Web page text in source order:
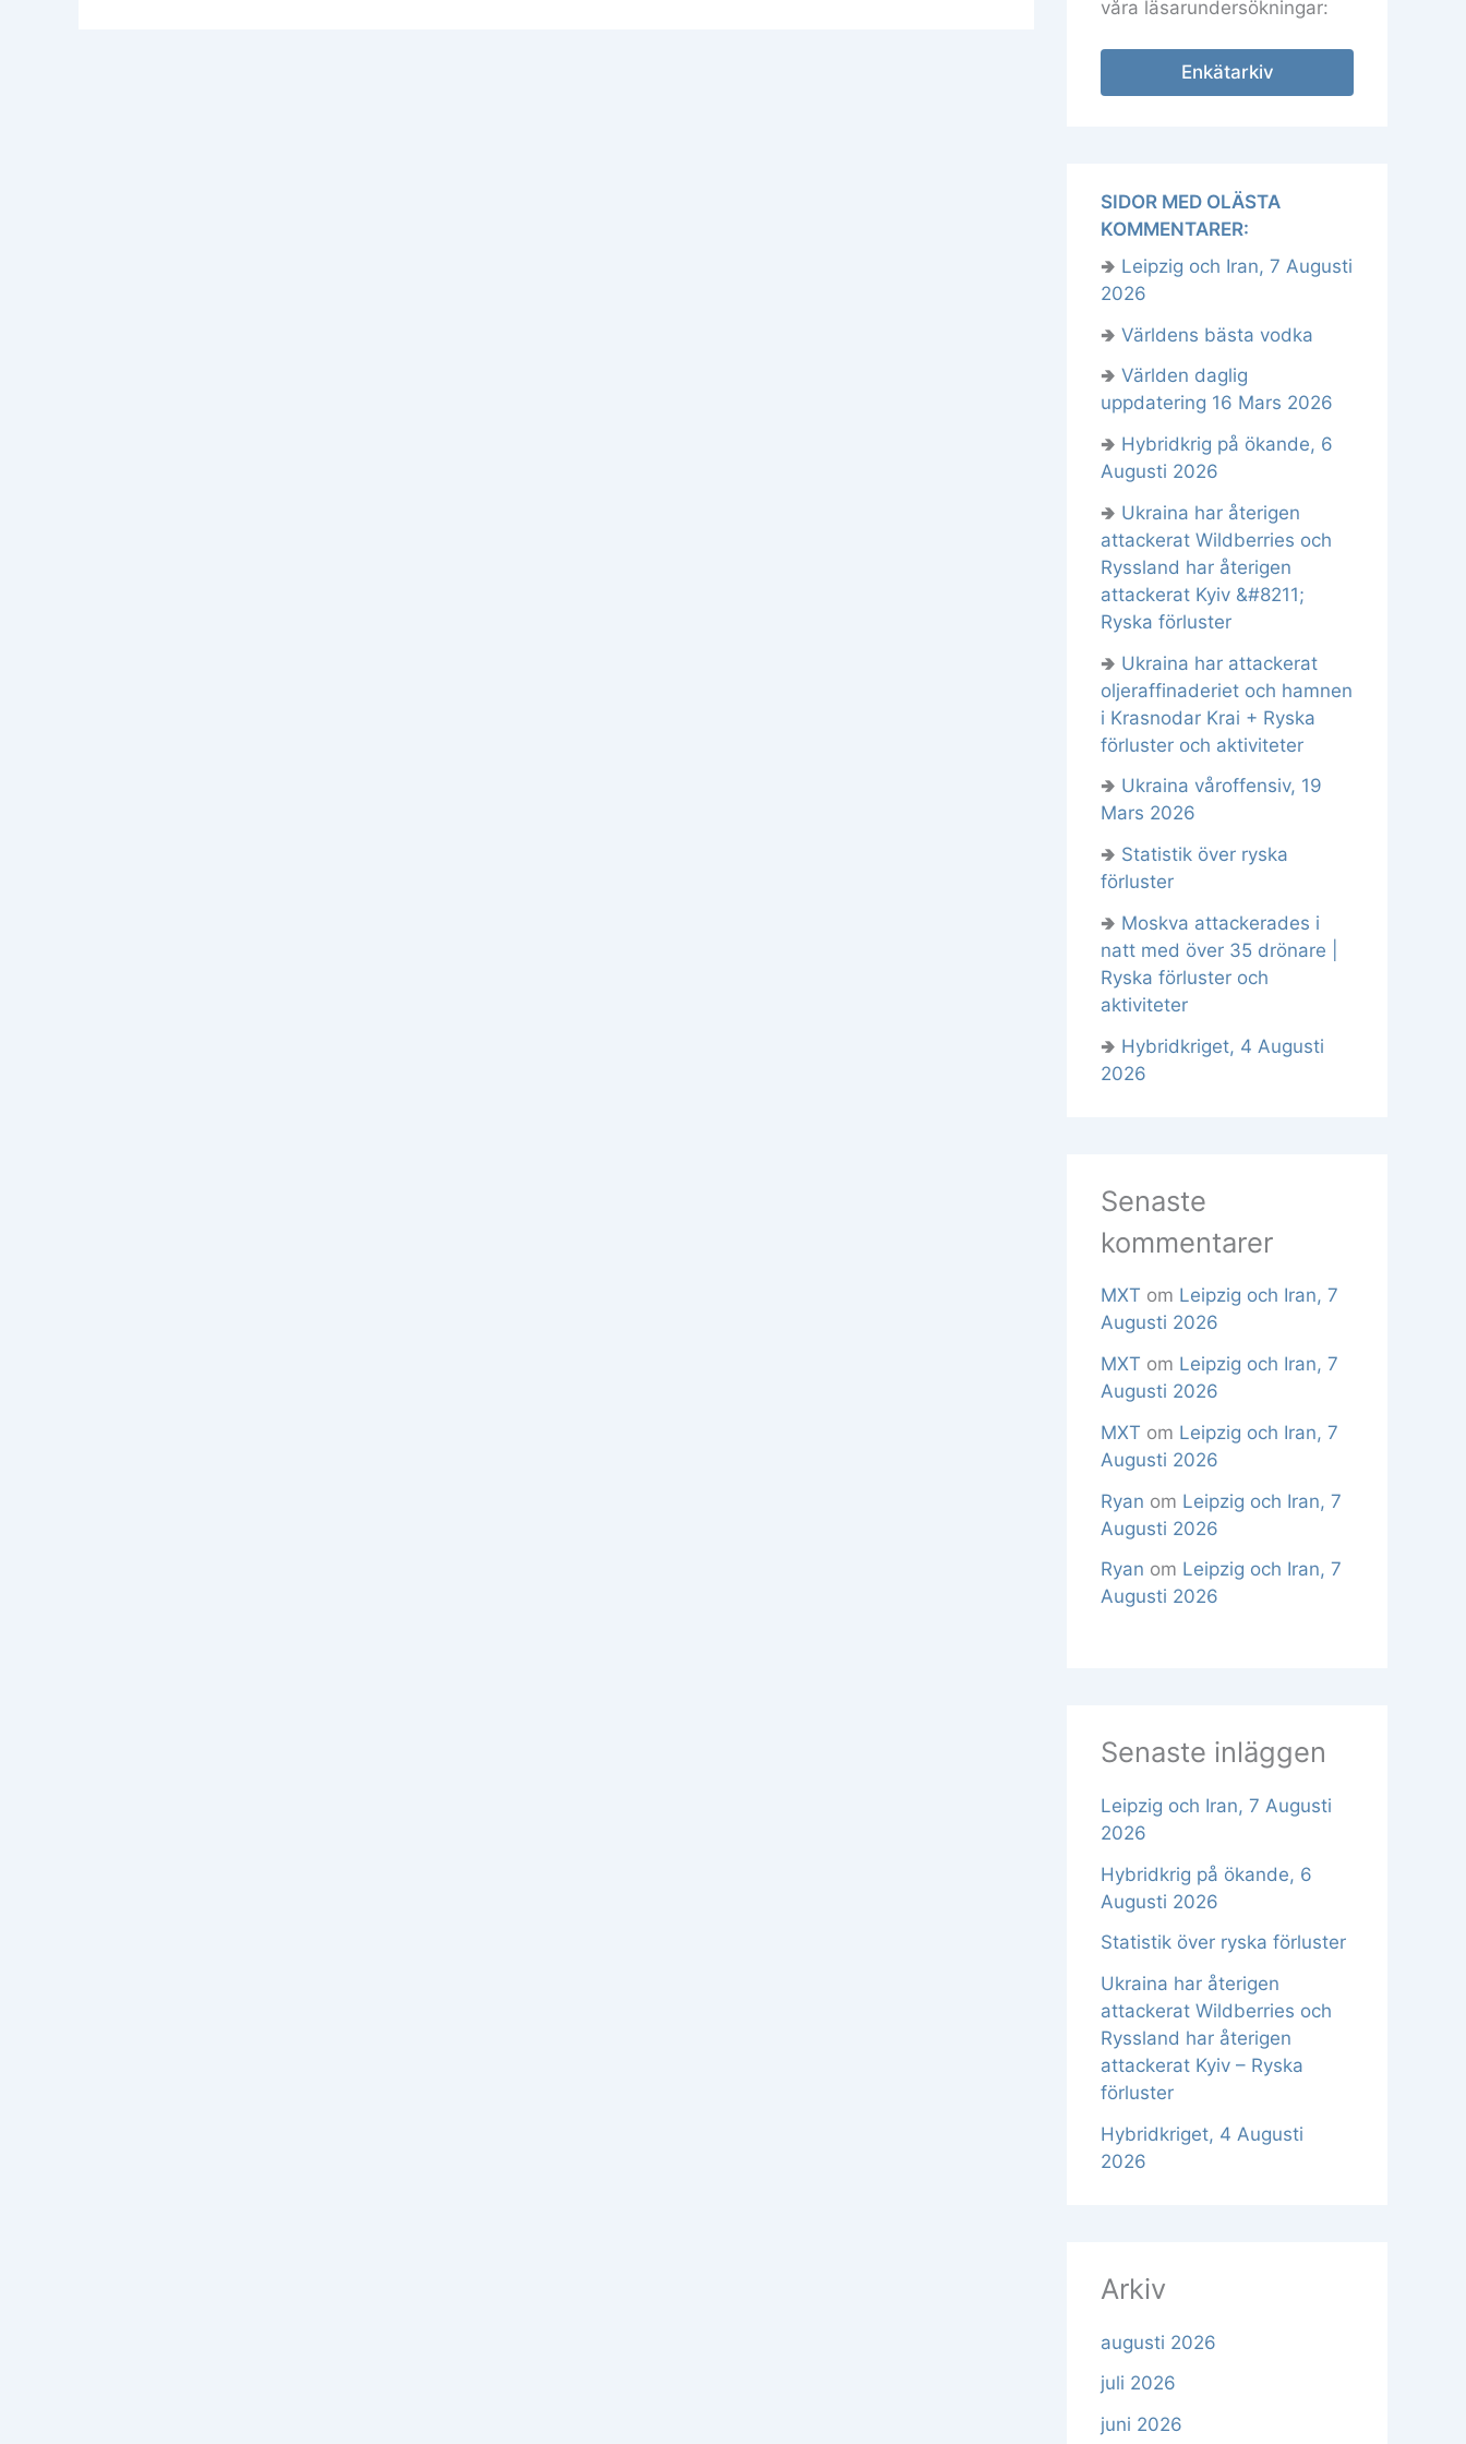
våra läsarundersökningar:
Enkätarkiv
SIDOR MED OLÄSTA
KOMMENTARER:
🢂 Leipzig och Iran, 7 Augusti
2026
🢂 Världens bästa vodka
🢂 Världen daglig
uppdatering 16 Mars 2026
🢂 Hybridkrig på ökande, 6
Augusti 2026
🢂 Ukraina har återigen
attackerat Wildberries och
Ryssland har återigen
attackerat Kyiv &#8211;
Ryska förluster
🢂 Ukraina har attackerat
oljeraffinaderiet och hamnen
i Krasnodar Krai + Ryska
förluster och aktiviteter
🢂 Ukraina våroffensiv, 19
Mars 2026
🢂 Statistik över ryska
förluster
🢂 Moskva attackerades i
natt med över 35 drönare |
Ryska förluster och
aktiviteter
🢂 Hybridkriget, 4 Augusti
2026
Senaste
kommentarer
MXT om Leipzig och Iran, 7
Augusti 2026
MXT om Leipzig och Iran, 7
Augusti 2026
MXT om Leipzig och Iran, 7
Augusti 2026
Ryan om Leipzig och Iran, 7
Augusti 2026
Ryan om Leipzig och Iran, 7
Augusti 2026
Senaste inläggen
Leipzig och Iran, 7 Augusti
2026
Hybridkrig på ökande, 6
Augusti 2026
Statistik över ryska förluster
Ukraina har återigen
attackerat Wildberries och
Ryssland har återigen
attackerat Kyiv – Ryska
förluster
Hybridkriget, 4 Augusti
2026
Arkiv
augusti 2026
juli 2026
juni 2026